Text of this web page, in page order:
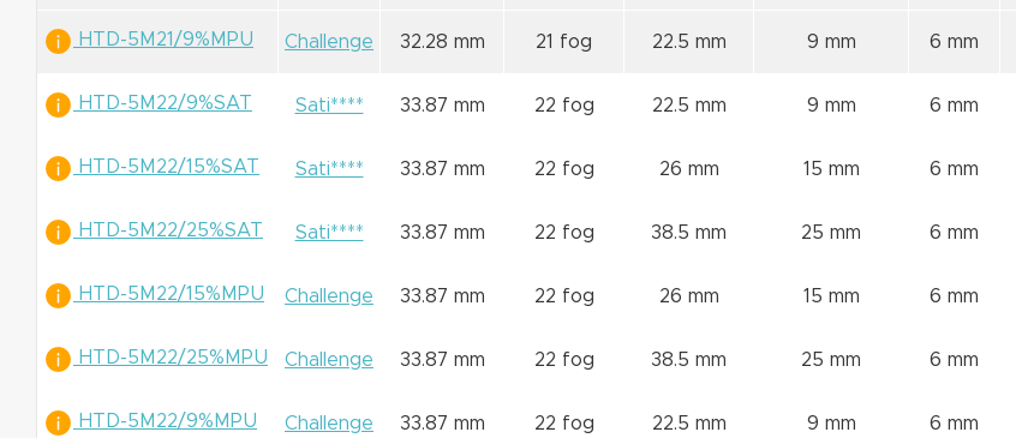
HTD-5M21/9%MPU Challenge 32.28 mm 21 fog 22.5 mm 9 mm 6 mm
HTD-5M22/9%SAT Sati**** 33.87 mm 22 fog 22.5 mm 9 mm 6 mm
HTD-5M22/15%SAT Sati**** 33.87 mm 22 fog 26 mm 15 mm 6 mm
HTD-5M22/25%SAT Sati**** 33.87 mm 22 fog 38.5 mm 25 mm 6 mm
HTD-5M22/15%MPU Challenge 33.87 mm 22 fog 26 mm 15 mm 6 mm
HTD-5M22/25%MPU Challenge 33.87 mm 22 fog 38.5 mm 25 mm 6 mm
HTD-5M22/9%MPU Challenge 33.87 mm 22 fog 22.5 mm 9 mm 6 mm